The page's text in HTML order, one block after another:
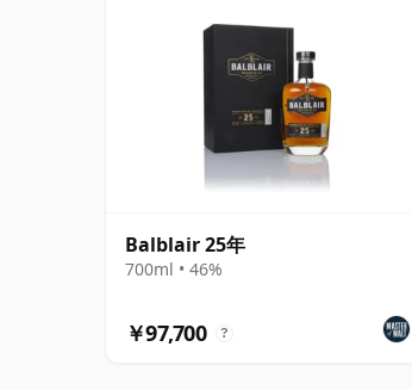
Balblair 25年
700ml • 46%
￥97,700 ?